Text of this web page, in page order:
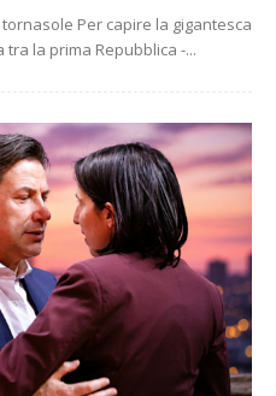
Per capire la gigantesca
la prima Repubblica -...